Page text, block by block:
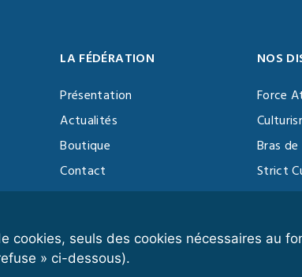
cookies, seuls des cookies nécessaires au
» ci-dessous).
LA FÉDÉRATION
Présentation
Actualités
Boutique
Contact
Vidéothèque
NOS
Force
Bras
Strict